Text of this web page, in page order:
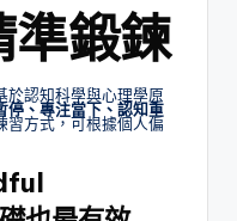
準鍛鍊
於認知科學與心理學原
停、專注當下、認知重
習方式，可根據個人偏